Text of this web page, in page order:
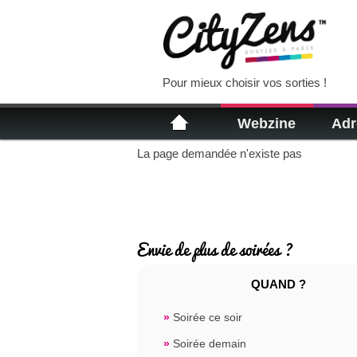
Pour mieux choisir vos sorties !
Webzine
La page demandée n'existe pas
Envie de plus de soirées ?
QUAND ?
» Soirée ce soir
» Soirée demain